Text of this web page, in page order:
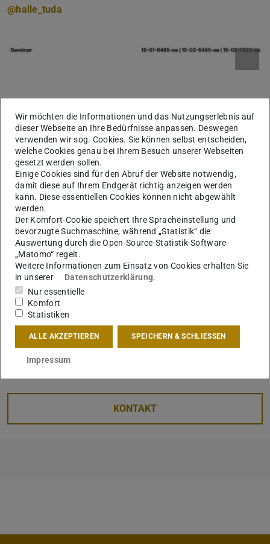
@halle_tuda
KONTAKT
Wir möchten die Informationen und das Nutzungserlebnis auf
dieser Webseite an Ihre Bedürfnisse anpassen. Deswegen
verwenden wir sog. Cookies. Sie können selbst entscheiden,
welche Cookies genau bei Ihrem Besuch unserer Webseiten
gesetzt werden sollen.
Einige Cookies sind für den Abruf der Website notwendig,
damit diese auf Ihrem Endgerät richtig anzeigen werden
kann. Diese essentiellen Cookies können nicht abgewählt
werden.
Der Komfort-Cookie speichert Ihre Spracheinstellung und
bevorzugte Suchmaschine, während „Statistik“ die
Auswertung durch die Open-Source-Statistik-Software
„Matomo“ regelt.
Weitere Informationen zum Einsatz von Cookies erhalten Sie
in unserer
Datenschutzerklärung.
Nur essentielle
Komfort
Statistiken
ALLE AKZEPTIEREN SPEICHERN & SCHLIESSEN
Impressum